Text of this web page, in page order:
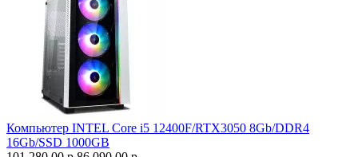
Компьютер INTEL Core i5 12400F/RTX3050 8Gb/DDR4
16Gb/SSD 1000GB